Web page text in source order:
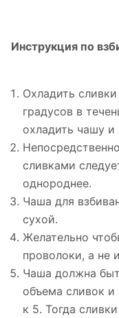
Инструкция по
Охладить
градусов в
охладить чашу и
сливками
однороднее.
Чаша для
сухой.
Желательно
проволоки, а не
Чаша должна
объема сливок
к 5. Тогда